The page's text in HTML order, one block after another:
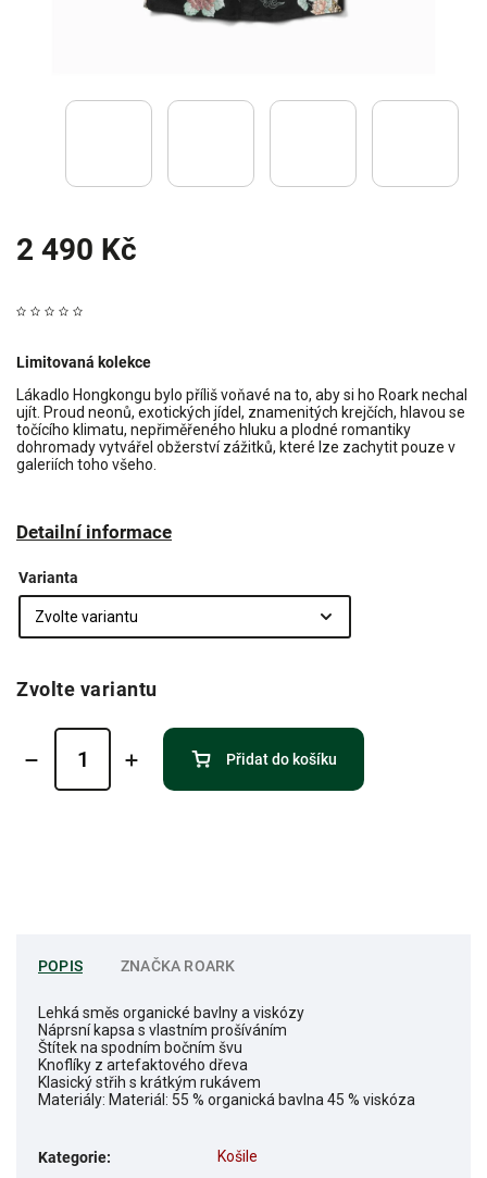
2 490 Kč
Limitovaná kolekce
Lákadlo Hongkongu bylo příliš voňavé na to, aby si ho Roark nechal
ujít. Proud neonů, exotických jídel, znamenitých krejčích, hlavou se
točícího klimatu, nepřiměřeného hluku a plodné romantiky
dohromady vytvářel obžerství zážitků, které lze zachytit pouze v
galeriích toho všeho.
Detailní informace
Varianta
Zvolte variantu
Přidat do košíku
POPIS ZNAČKA ROARK
Lehká směs organické bavlny a viskózy
Náprsní kapsa s vlastním prošíváním
Štítek na spodním bočním švu
Knoflíky z artefaktového dřeva
Klasický střih s krátkým rukávem
Materiály: Materiál: 55 % organická bavlna 45 % viskóza
Kategorie:
Košile